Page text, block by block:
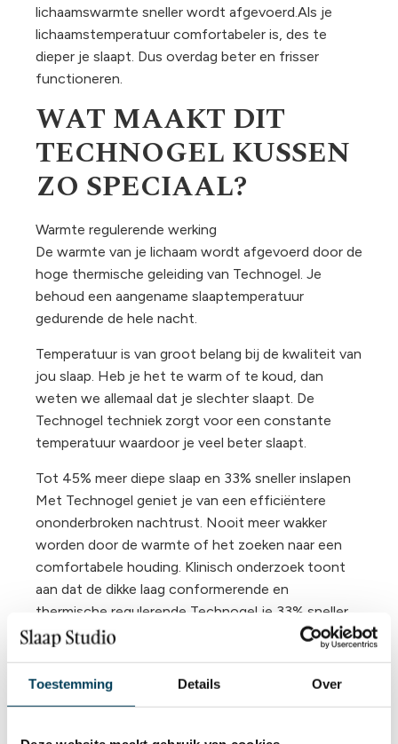
Toestemming Details Over
lichaamswarmte sneller wordt afgevoerd.Als je
lichaamstemperatuur comfortabeler is, des te
dieper je slaapt. Dus overdag beter en frisser
functioneren.
WAT MAAKT DIT
TECHNOGEL KUSSEN
ZO SPECIAAL?
Warmte regulerende werking
De warmte van je lichaam wordt afgevoerd door de
hoge thermische geleiding van Technogel. Je
behoud een aangename slaaptemperatuur
gedurende de hele nacht.
Temperatuur is van groot belang bij de kwaliteit van
jou slaap. Heb je het te warm of te koud, dan
weten we allemaal dat je slechter slaapt. De
Technogel techniek zorgt voor een constante
temperatuur waardoor je veel beter slaapt.
Tot 45% meer diepe slaap en 33% sneller inslapen
Met Technogel geniet je van een efficiëntere
ononderbroken nachtrust. Nooit meer wakker
worden door de warmte of het zoeken naar een
comfortabele houding. Klinisch onderzoek toont
aan dat de dikke laag conformerende en
thermische regulerende Technogel je 33% sneller
doet inslapen en de kwalitatieve diepe slaap tot
In hoogte aanpasbaar?
Een uniek concept. Een aanpasbaar hoofdkussen
met eenvormvaste eigenschap.